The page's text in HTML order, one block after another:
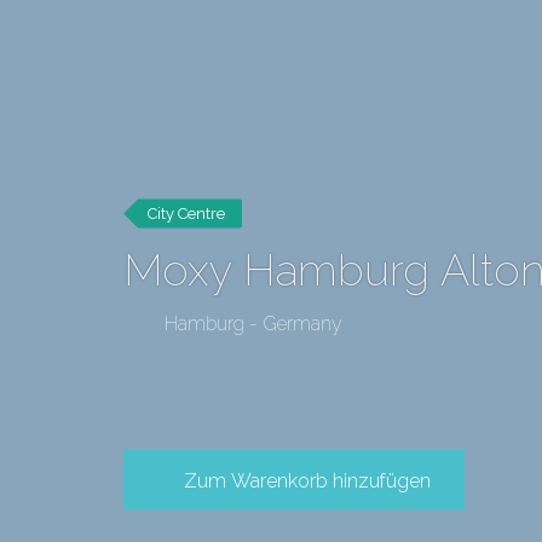
City Centre
Moxy Hamburg
Hamburg - Germany